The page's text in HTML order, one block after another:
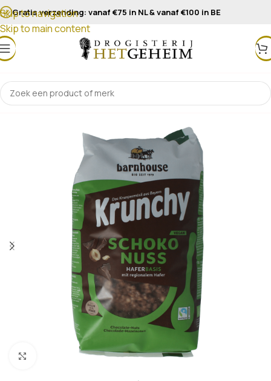
Skip to navigation
Skip to main content
Gratis verzending: vanaf €75 in NL & vanaf €100 in BE
Klik om te vergroten